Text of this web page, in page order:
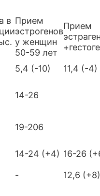
в Прием
эстрогенов
у женщин
50-59 лет
Прием
5,4 (-10)
11,4 (-4)
14-26
19-206
14-24 (+4) 16-26
- 12,6